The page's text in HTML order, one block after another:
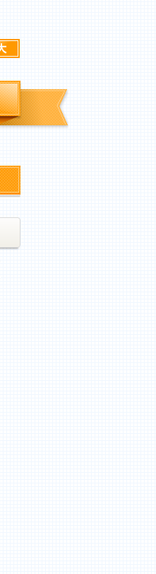
リンク集